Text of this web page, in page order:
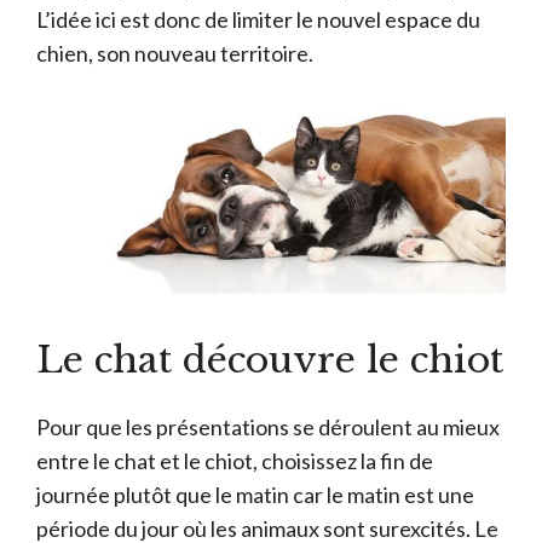
L’idée ici est donc de limiter le nouvel espace du
chien, son nouveau territoire.
Le chat découvre le chiot
Pour que les présentations se déroulent au mieux
entre le chat et le chiot, choisissez la fin de
journée plutôt que le matin car le matin est une
période du jour où les animaux sont surexcités. Le